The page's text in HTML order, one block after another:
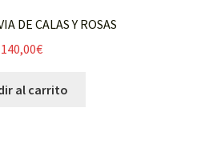
DE CALAS Y ROSAS
140,00€
al carrito